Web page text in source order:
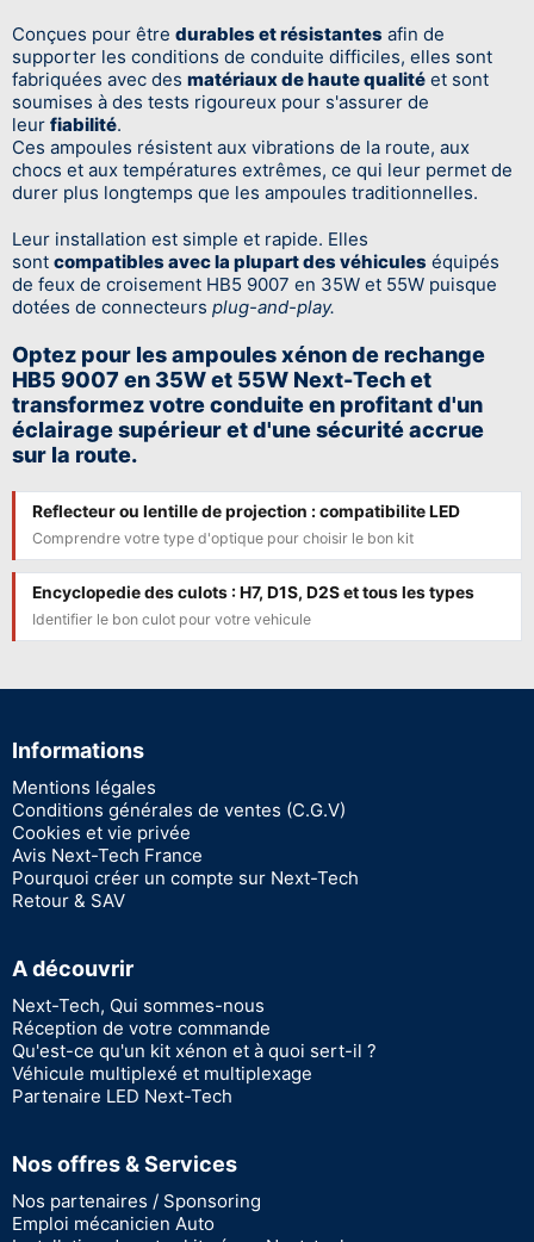
Conçues pour être durables et résistantes afin de
supporter les conditions de conduite difficiles, elles sont
fabriquées avec des matériaux de haute qualité et sont
soumises à des tests rigoureux pour s'assurer de
leur fiabilité.
Ces ampoules résistent aux vibrations de la route, aux
chocs et aux températures extrêmes, ce qui leur permet de
durer plus longtemps que les ampoules traditionnelles.
Leur installation est simple et rapide. Elles
sont compatibles avec la plupart des véhicules équipés
de feux de croisement HB5 9007 en 35W et 55W puisque
dotées de connecteurs plug-and-play.
Optez pour lesampoules xénonde rechange
HB5 9007 en 35W et 55W Next-Tech et
transformez votre conduite en profitant d'un
éclairage supérieur et d'une sécurité accrue
sur la route.
Reflecteur ou lentille de projection : compatibilite LED
Comprendre votre type d'optique pour choisir le bon kit
Encyclopedie des culots : H7, D1S, D2S et tous les types
Identifier le bon culot pour votre vehicule
Informations
Mentions légales
Conditions générales de ventes (C.G.V)
Cookies et vie privée
Avis Next-Tech France
Pourquoi créer un compte sur Next-Tech
Retour & SAV
A découvrir
Next-Tech, Qui sommes-nous
Réception de votre commande
Qu'est-ce qu'un kit xénon et à quoi sert-il ?
Véhicule multiplexé et multiplexage
Partenaire LED Next-Tech
Nos offres & Services
Nos partenaires / Sponsoring
Emploi mécanicien Auto